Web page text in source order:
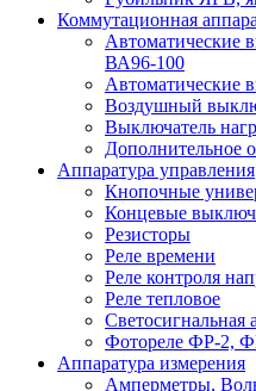
Коммутационная
Автоматические
ВА96-100
Автоматические
Воздушный
Выключатель
Дополнительное
Аппаратура управления
Кнопочные
Концевые
Резисторы
Реле времени
Реле контроля
Реле тепловое
Светосигнальная
Фотореле ФР-2,
Аппаратура измерения
Амперметры,